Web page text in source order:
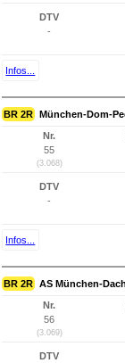
DTV
-
Infos...
BR 2R München-Dom-
Nr.
55
(3.068)
DTV
-
Infos...
BR 2R AS München-
Nr.
56
(3.069)
DTV